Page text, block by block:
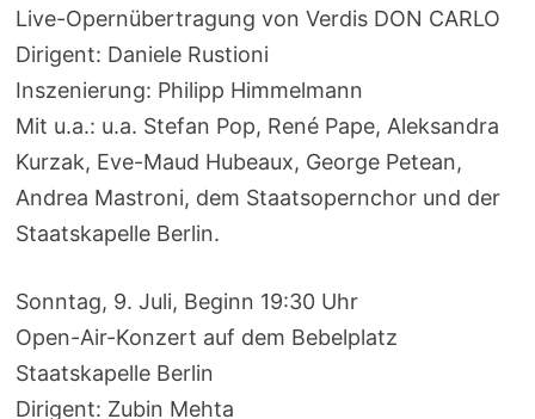
Live-Opernübertragung von Verdis DON CARLO
Dirigent: Daniele Rustioni
Inszenierung: Philipp Himmelmann
Mit u.a.: u.a. Stefan Pop, René Pape, Aleksandra
Kurzak, Eve-Maud Hubeaux, George Petean,
Andrea Mastroni, dem Staatsopernchor und der
Staatskapelle Berlin.
Sonntag, 9. Juli, Beginn 19:30 Uhr
Open-Air-Konzert auf dem Bebelplatz
Staatskapelle Berlin
Dirigent: Zubin Mehta